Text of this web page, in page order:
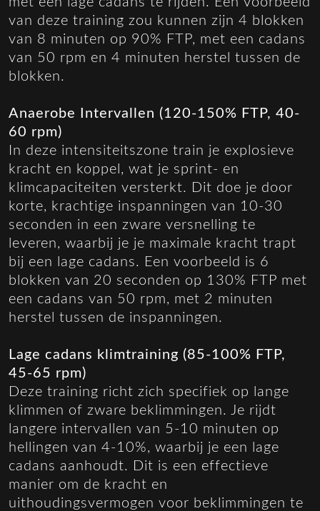
van deze training zou kunnen zijn 4 blokken
van 8 minuten op 90% FTP, met een cadans
van 50 rpm en 4 minuten herstel tussen de
blokken.
Anaerobe Intervallen (120-150% FTP, 40-
60 rpm)
In deze intensiteitszone train je explosieve
kracht en koppel, wat je sprint- en
klimcapaciteiten versterkt. Dit doe je door
korte, krachtige inspanningen van 10-30
seconden in een zware versnelling te
leveren, waarbij je je maximale kracht trapt
bij een lage cadans. Een voorbeeld is 6
blokken van 20 seconden op 130% FTP met
een cadans van 50 rpm, met 2 minuten
herstel tussen de inspanningen.
Lage cadans klimtraining (85-100% FTP,
45-65 rpm)
Deze training richt zich specifiek op lange
klimmen of zware beklimmingen. Je rijdt
langere intervallen van 5-10 minuten op
hellingen van 4-10%, waarbij je een lage
cadans aanhoudt. Dit is een effectieve
manier om de kracht en
uithoudingsvermogen voor beklimmingen te